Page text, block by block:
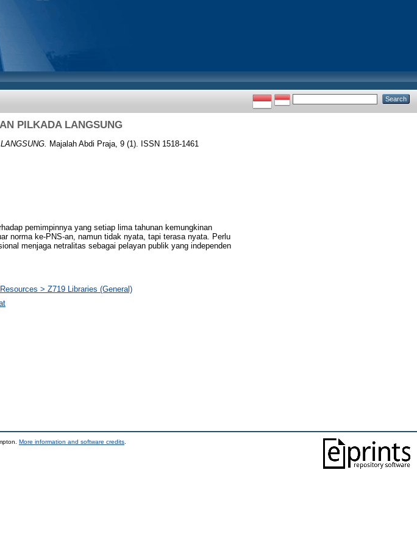
PILKADA LANGSUNG
Majalah Abdi Praja, 9 (1). ISSN 1518-1461
pemimpinnya yang setiap lima tahunan kemungkinan
norma ke-PNS-an, namun tidak nyata, tapi terasa nyata. Perlu
menjaga netralitas sebagai pelayan publik yang independen
> Z719 Libraries (General)
More information and software credits